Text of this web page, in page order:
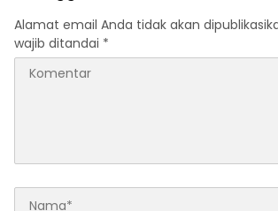
Alamat email Anda tidak akan
wajib ditandai *